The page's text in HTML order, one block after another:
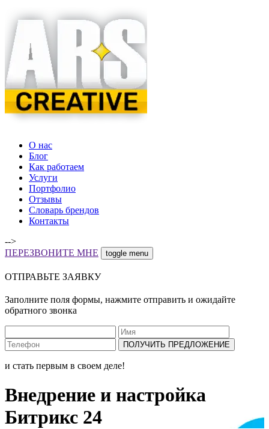
О нас
Блог
Как работаем
Услуги
Портфолио
Отзывы
Словарь брендов
Контакты
-->
ПЕРЕЗВОНИТЕ МНЕ
toggle menu
ОТПРАВЬТЕ ЗАЯВКУ
Заполните поля формы, нажмите отправить и ожидайте
обратного звонка
ПОЛУЧИТЬ ПРЕДЛОЖЕНИЕ
и стать первым в своем деле!
Внедрение и настройка
Битрикс 24